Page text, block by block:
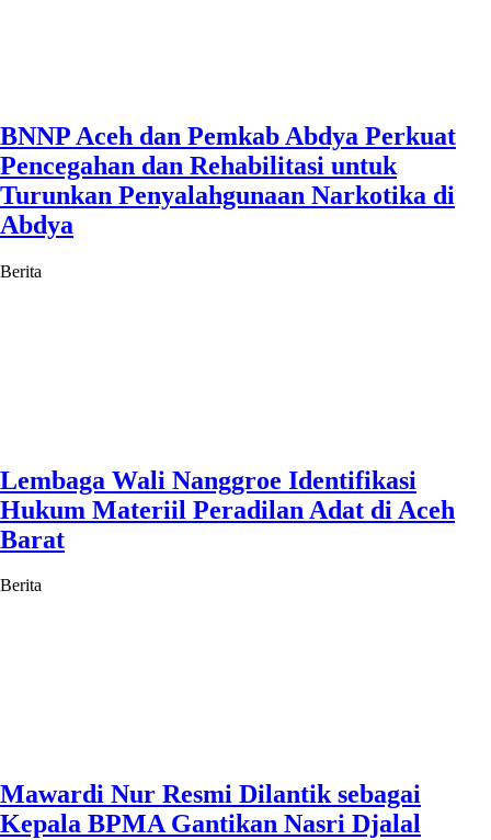
BNNP Aceh dan Pemkab Abdya Perkuat
Pencegahan dan Rehabilitasi untuk
Turunkan Penyalahgunaan Narkotika di
Abdya
Berita
Lembaga Wali Nanggroe Identifikasi
Hukum Materiil Peradilan Adat di Aceh
Barat
Berita
Mawardi Nur Resmi Dilantik sebagai
Kepala BPMA Gantikan Nasri Djalal